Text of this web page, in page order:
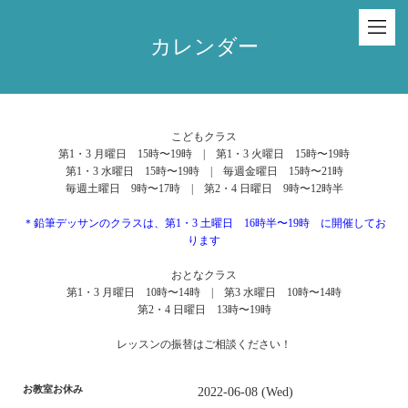
カレンダー
こどもクラス
第1・3 月曜日 15時〜19時 | 第1・3 火曜日 15時〜19時
第1・3 水曜日 15時〜19時 | 毎週金曜日 15時〜21時
毎週土曜日 9時〜17時 | 第2・4 日曜日 9時〜12時半
＊鉛筆デッサンのクラスは、第1・3 土曜日 16時半〜19時 に開催してお
ります
おとなクラス
第1・3 月曜日 10時〜14時 | 第3 水曜日 10時〜14時
第2・4 日曜日 13時〜19時
レッスンの振替はご相談ください！
お教室お休み 2022-06-08 (Wed)